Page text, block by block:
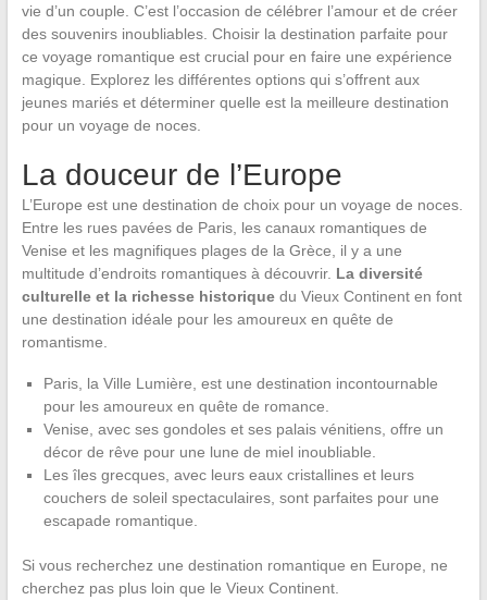
vie d’un couple. C’est l’occasion de célébrer l’amour et de créer
des souvenirs inoubliables. Choisir la destination parfaite pour
ce voyage romantique est crucial pour en faire une expérience
magique. Explorez les différentes options qui s’offrent aux
jeunes mariés et déterminer quelle est la meilleure destination
pour un voyage de noces.
La douceur de l’Europe
L’Europe est une destination de choix pour un voyage de noces.
Entre les rues pavées de Paris, les canaux romantiques de
Venise et les magnifiques plages de la Grèce, il y a une
multitude d’endroits romantiques à découvrir. La diversité
culturelle et la richesse historiquedu Vieux Continent en font
une destination idéale pour les amoureux en quête de
romantisme.
Paris, la Ville Lumière, est une destination incontournable
pour les amoureux en quête de romance.
Venise, avec ses gondoles et ses palais vénitiens, offre un
décor de rêve pour une lune de miel inoubliable.
Les îles grecques, avec leurs eaux cristallines et leurs
couchers de soleil spectaculaires, sont parfaites pour une
escapade romantique.
Si vous recherchez une destination romantique en Europe, ne
cherchez pas plus loin que le Vieux Continent.